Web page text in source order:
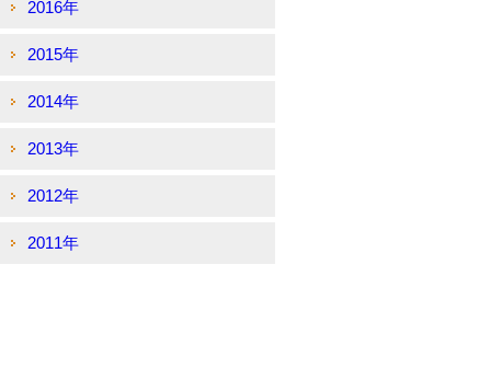
2016年
2015年
2014年
2013年
2012年
2011年